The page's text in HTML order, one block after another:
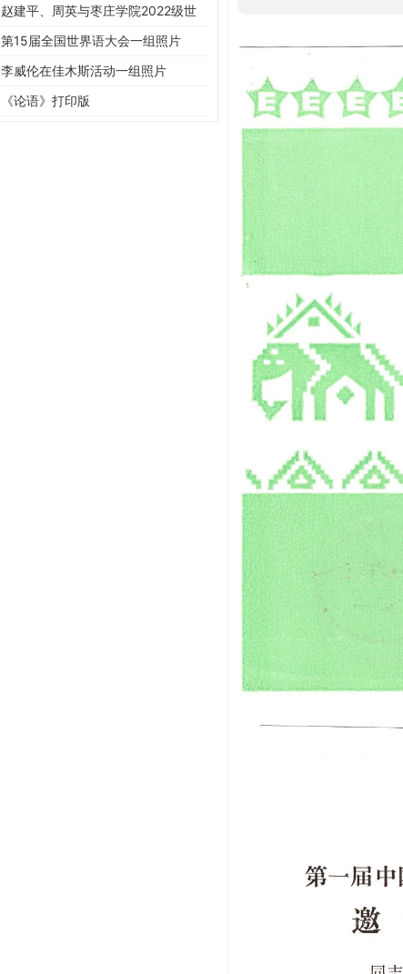
赵建平、周英与枣庄学院2022级世
界语班同学合影留念
第15届全国世界语大会一组照片
李威伦在佳木斯活动一组照片
《论语》打印版